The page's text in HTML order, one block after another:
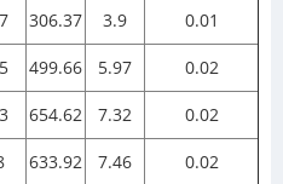
306.37 3.9
0.01
499.66 5.97
0.02
654.62 7.32
0.02
633.92 7.46
0.02